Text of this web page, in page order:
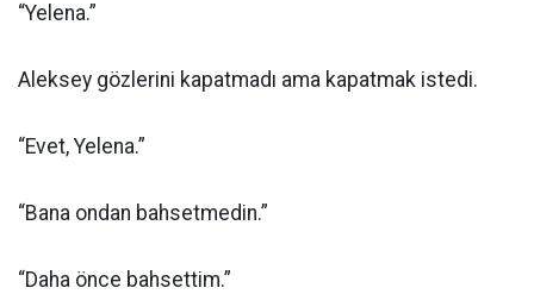
“Yelena.”
Aleksey gözlerini kapatmadı ama kapatmak istedi.
“Evet, Yelena.”
“Bana ondan bahsetmedin.”
“Daha önce bahsettim.”